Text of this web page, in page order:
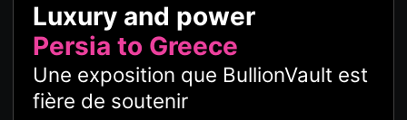
Luxury and power
Persia to Greece
Une exposition que BullionVault est
fière de soutenir